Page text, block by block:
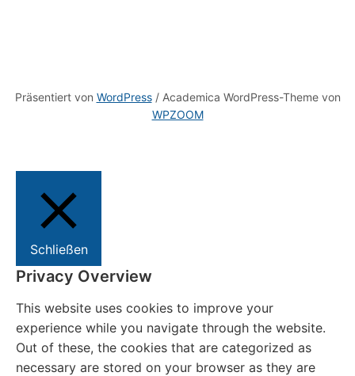
Präsentiert von WordPress/ Academica WordPress-Theme von
WPZOOM
Schließen
Privacy Overview
This website uses cookies to improve your
experience while you navigate through the website.
Out of these, the cookies that are categorized as
necessary are stored on your browser as they are